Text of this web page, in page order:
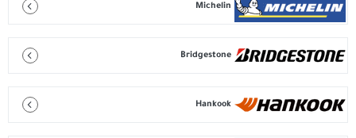
Michelin
Bridgestone
Hankook